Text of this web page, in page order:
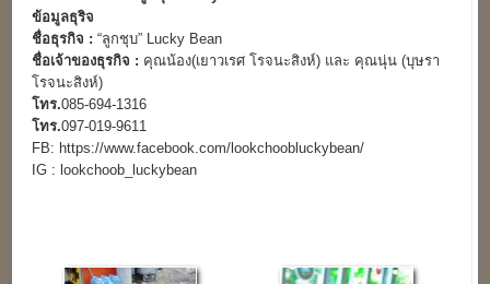
ข้อมูลธุริจ
ชื่อธุรกิจ :“ลูกชุบ” Lucky Bean
ชื่อเจ้าของธุรกิจ : คุณน้อง(เยาวเรศ โรจนะสิงห์) และ คุณนุ่น (บุษรา
โรจนะสิงห์)
โทร.085-694-1316
โทร.097-019-9611
FB: https://www.facebook.com/lookchoobluckybean/
IG : lookchoob_luckybean